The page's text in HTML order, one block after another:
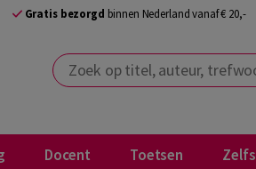
Gratis bezorgd binnen Nederland vanaf € 20,-
Zoek op titel, auteur, trefwoord
Docent Toetsen